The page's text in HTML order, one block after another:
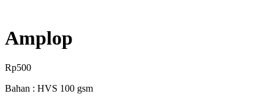
Amplop
Rp500
Bahan : HVS 100 gsm